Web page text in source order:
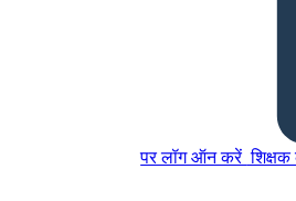
पर लॉग ऑन करें